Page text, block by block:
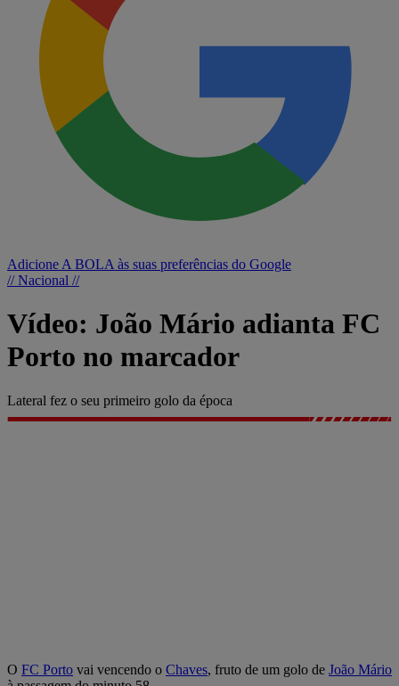
Adicione A BOLA às suas preferências do Google
// Nacional //
Vídeo: João Mário adianta FC
Porto no marcador
Lateral fez o seu primeiro golo da época
O FC Porto vai vencendo o Chaves, fruto de um golo de João Mário